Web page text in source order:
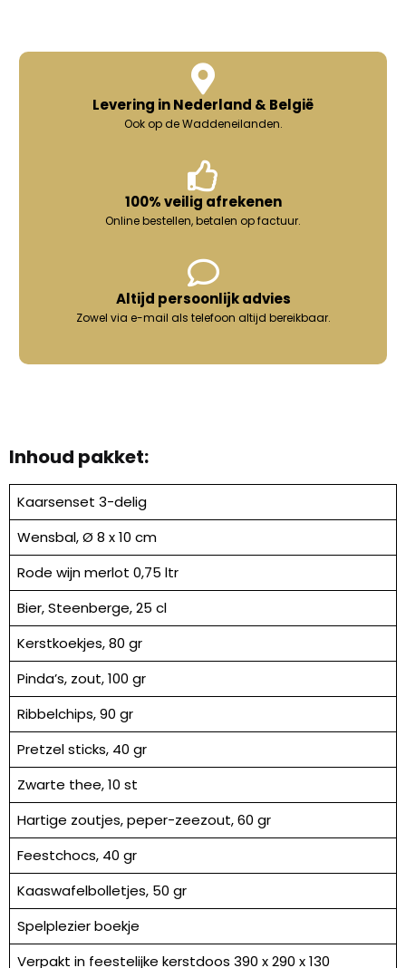
Levering in Nederland & België
Ook op de Waddeneilanden.
100% veilig afrekenen
Online bestellen, betalen op factuur.
Altijd persoonlijk advies
Zowel via e-mail als telefoon altijd bereikbaar.
Inhoud pakket:
Kaarsenset 3-delig
Wensbal, Ø 8 x 10 cm
Rode wijn merlot 0,75 ltr
Bier, Steenberge, 25 cl
Kerstkoekjes, 80 gr
Pinda’s, zout, 100 gr
Ribbelchips, 90 gr
Pretzel sticks, 40 gr
Zwarte thee, 10 st
Hartige zoutjes, peper-zeezout, 60 gr
Feestchocs, 40 gr
Kaaswafelbolletjes, 50 gr
Spelplezier boekje
Verpakt in feestelijke kerstdoos 390 x 290 x 130